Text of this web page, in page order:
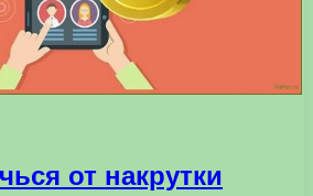
от накрутки